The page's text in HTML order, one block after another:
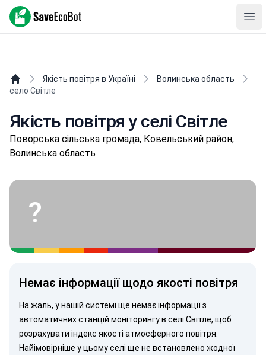
SaveEcoBot
Якість повітря в Україні
Волинська область
село Світле
Якість повітря у селі Світле
Пoвopськa сільська громада, Ковельський район,
Волинська область
?
Немає інформації щодо якості повітря
На жаль, у нашій системі ще немає інформації з
автоматичних станцій моніторингу в селі Світле, щоб
розрахувати індекс якості атмосферного повітря.
Найімовірніше у цьому селі ще не встановлено жодної